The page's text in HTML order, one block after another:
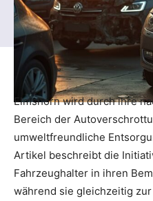
Elmshorn wird durch ihre
Bereich der
umweltfreundliche
Artikel beschreibt die
Fahrzeughalter in ihren
während sie gleichzeitig